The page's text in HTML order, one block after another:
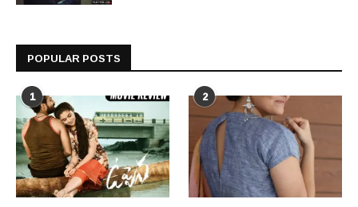
POPULAR POSTS
1 2